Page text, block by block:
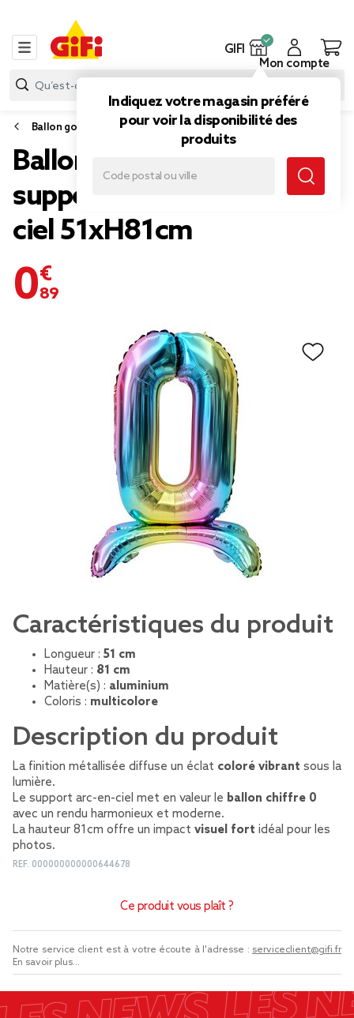
GIFI
Indiquez votre magasin préféré
pour voir la disponibilité des
produits
Mon compte
Ballon gonflable
Ballon chiffre 0 avec
support aluminium arc-en-
ciel 51xH81cm
0,89 €
Caractéristiques du produit
Longueur : 51 cm
Hauteur : 81 cm
Matière(s) : aluminium
Coloris : multicolore
Description du produit
La finition métallisée diffuse un éclat coloré vibrant sous la
lumière.
Le support arc-en-ciel met en valeur le ballon chiffre 0
avec un rendu harmonieux et moderne.
La hauteur 81cm offre un impact visuel fort idéal pour les
photos.
REF. 000000000000644678
Ce produit vous plaît ?
Notre service client est à votre écoute à l'adresse : serviceclient@gifi.fr
En savoir plus...